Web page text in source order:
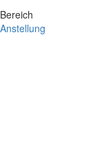
Bereich
Anstellung